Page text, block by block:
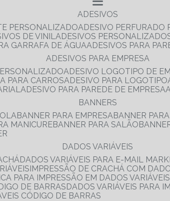
ADESIVOS
PERSONALIZADO ADESIVO
DE VINIL ADESIVOS
GARRAFA DE ÁGUA
ADESIVOS PARA
ADESIVOS PARA EMPRESA
ADESIVO LOGOTIPO DE
PARA CARROS ADESIVO PARA LOGOTIPO
ADESIVO PARA PAREDE DE EMPRESA
BANNERS
BANNER PARA EMPRESA BANNER
MANICURE BANNER PARA SALÃO
DADOS VARIÁVEIS
DADOS VARIÁVEIS PARA E-MAIL
IMPRESSÃO DE CRACHÁ COM
PARA IMPRESSÃO EM DADOS VARIÁVEIS
DE BARRAS
DADOS VARIÁVEIS PARA
CÓDIGO DE BARRAS